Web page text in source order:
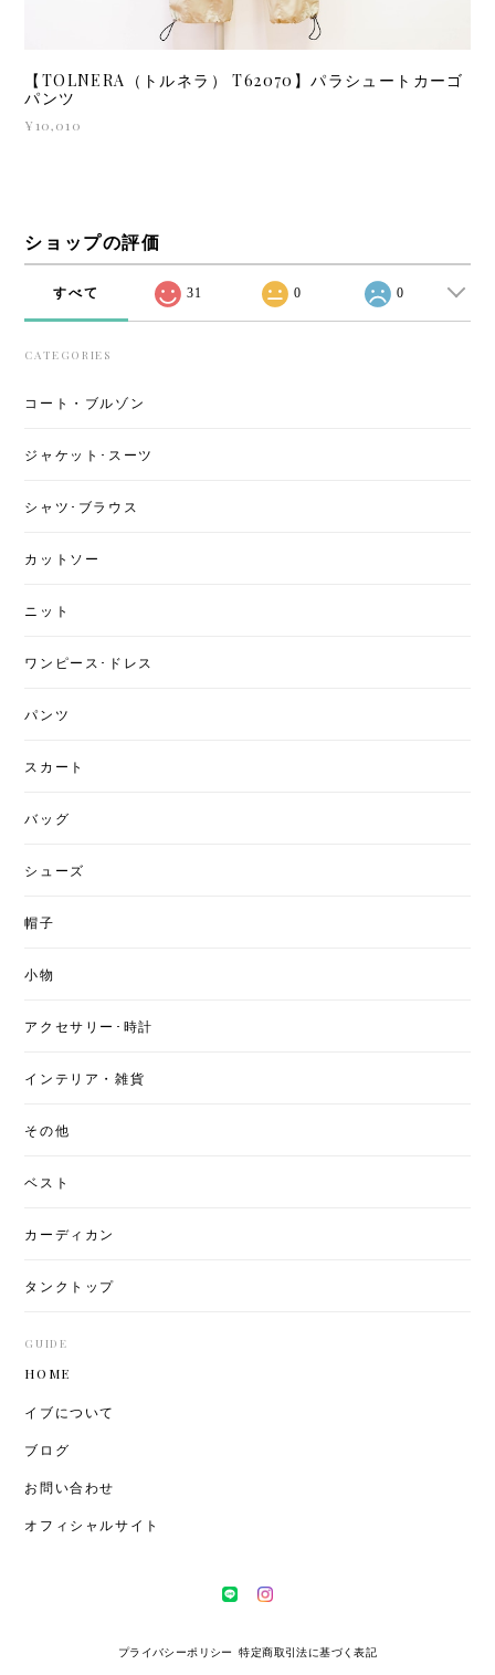
【TOLNERA（トルネラ） T62070】パラシュートカーゴ
パンツ
¥10,010
ショップの評価
すべて 31 0 0
CATEGORIES
コート・ブルゾン
ジャケット･スーツ
シャツ･ブラウス
カットソー
ニット
ワンピース･ドレス
パンツ
スカート
バッグ
シューズ
帽子
小物
アクセサリー･時計
インテリア・雑貨
その他
ベスト
カーディカン
タンクトップ
GUIDE
HOME
イブについて
ブログ
お問い合わせ
オフィシャルサイト
プライバシーポリシー 特定商取引法に基づく表記